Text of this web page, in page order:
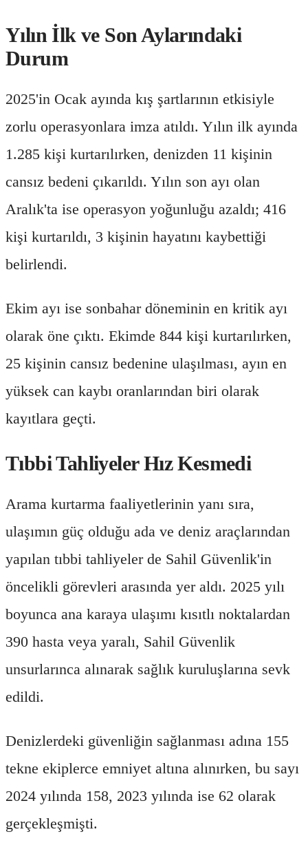
Yılın İlk ve Son Aylarındaki
Durum
2025'in Ocak ayında kış şartlarının etkisiyle
zorlu operasyonlara imza atıldı. Yılın ilk ayında
1.285 kişi kurtarılırken, denizden 11 kişinin
cansız bedeni çıkarıldı. Yılın son ayı olan
Aralık'ta ise operasyon yoğunluğu azaldı; 416
kişi kurtarıldı, 3 kişinin hayatını kaybettiği
belirlendi.
Ekim ayı ise sonbahar döneminin en kritik ayı
olarak öne çıktı. Ekimde 844 kişi kurtarılırken,
25 kişinin cansız bedenine ulaşılması, ayın en
yüksek can kaybı oranlarından biri olarak
kayıtlara geçti.
Tıbbi Tahliyeler Hız Kesmedi
Arama kurtarma faaliyetlerinin yanı sıra,
ulaşımın güç olduğu ada ve deniz araçlarından
yapılan tıbbi tahliyeler de Sahil Güvenlik'in
öncelikli görevleri arasında yer aldı. 2025 yılı
boyunca ana karaya ulaşımı kısıtlı noktalardan
390 hasta veya yaralı, Sahil Güvenlik
unsurlarınca alınarak sağlık kuruluşlarına sevk
edildi.
Denizlerdeki güvenliğin sağlanması adına 155
tekne ekiplerce emniyet altına alınırken, bu sayı
2024 yılında 158, 2023 yılında ise 62 olarak
gerçekleşmişti.